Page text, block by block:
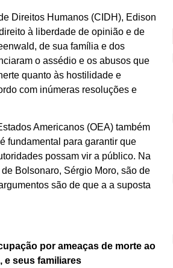
Direitos Humanos (CIDH), Edison
à liberdade de opinião e de
de sua família e dos
o assédio e os abusos que
quanto às hostilidade e
com inúmeras resoluções e
Americanos (OEA) também
fundamental para garantir que
possam vir a público. Na
Bolsonaro, Sérgio Moro, são de
são de que a a suposta
por ameaças de morte ao
e seus familiares